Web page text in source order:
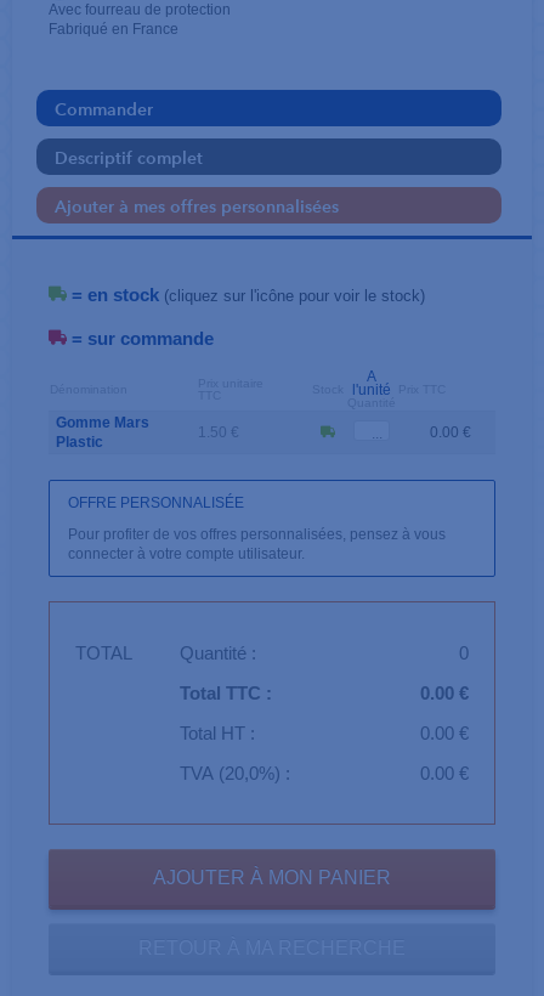
Avec fourreau de protection
Fabriqué en France
Commander
Descriptif complet
Ajouter à mes offres personnalisées
= en stock (cliquez sur l'icône pour voir le stock)
= sur commande
A
l'unité
Gomme Mars
Plastic
1.50 € 0.00 €
OFFRE PERSONNALISÉE
Pour profiter de vos offres personnalisées, pensez à vous
connecter à votre compte utilisateur.
TOTAL Quantité :
0
Total TTC :
0.00 €
Total HT :
0.00 €
TVA (20,0%) :
0.00 €